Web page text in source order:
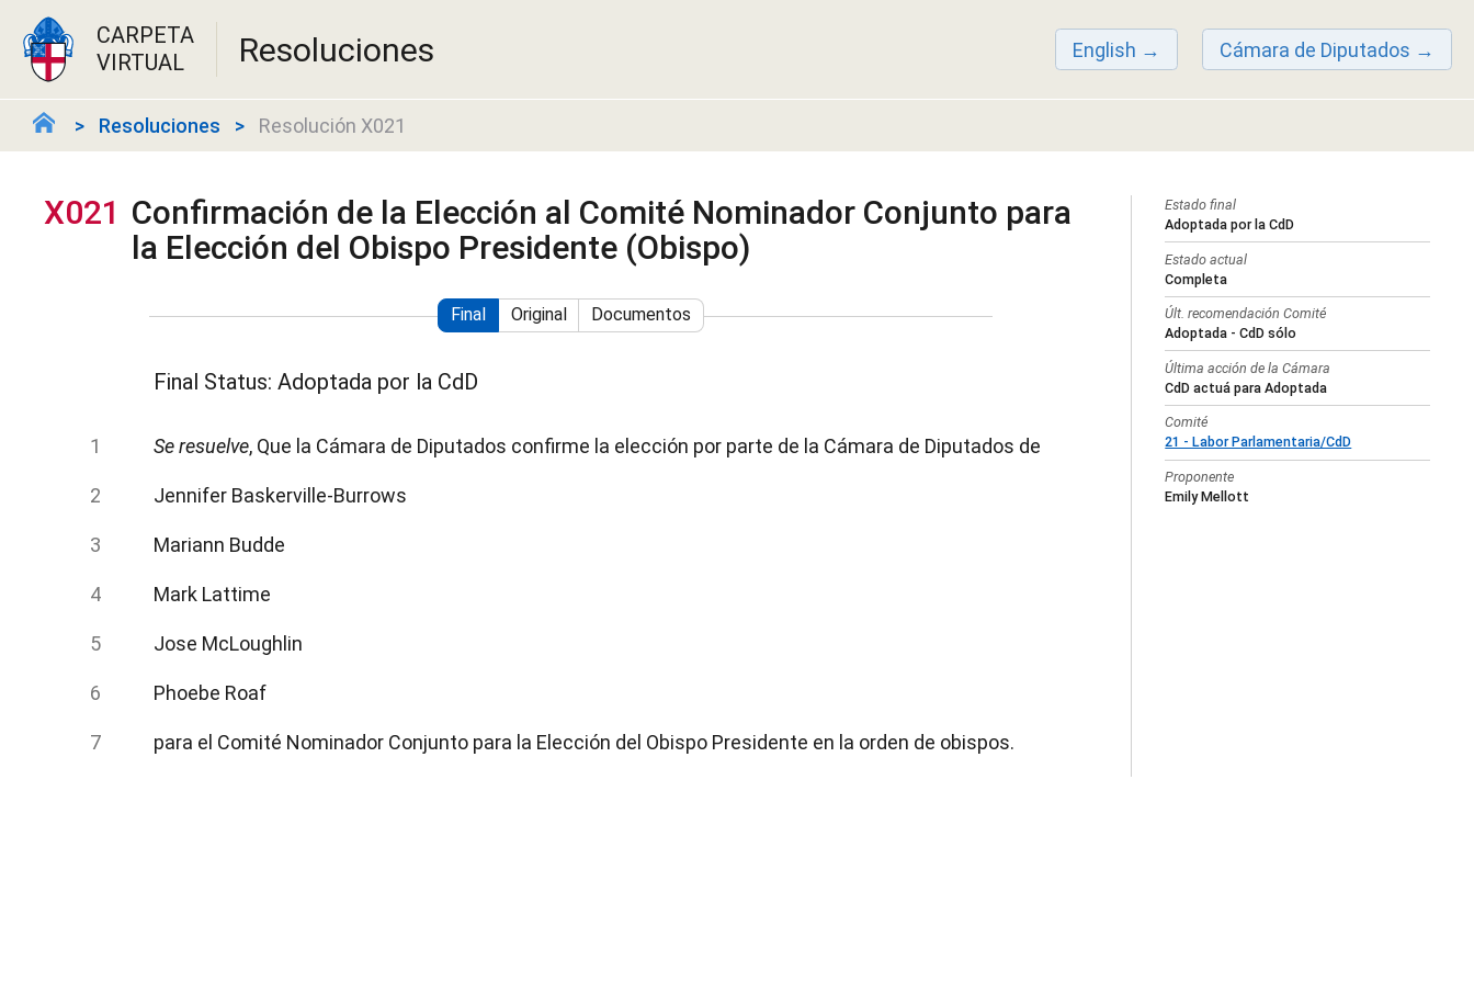
CARPETA
VIRTUAL
Resoluciones English Cámara de Diputados
Resoluciones Resolución X021
X021 Confirmación de la Elección al Comité Nominador Conjunto para
la Elección del Obispo Presidente (Obispo)
Final Original Documentos
Final Status: Adoptada por la CdD
Se resuelve, Que la Cámara de Diputados confirme la elección por parte de la Cámara de Diputados de
Jennifer Baskerville-Burrows
Mariann Budde
Mark Lattime
Jose McLoughlin
Phoebe Roaf
para el Comité Nominador Conjunto para la Elección del Obispo Presidente en la orden de obispos.
Estado final
Adoptada por la CdD
Estado actual
Completa
Últ. recomendación Comité
Adoptada - CdD sólo
Última acción de la Cámara
CdD actuá para Adoptada
Comité
21 - Labor Parlamentaria/CdD
Proponente
Emily Mellott